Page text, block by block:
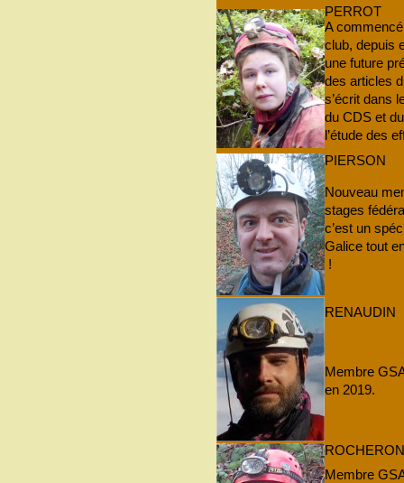
PERROT
A
club, depuis
une future
des articles
s’écrit dans
du CDS et
l’étude des
PIERSON
Nouveau
stages
c’est un
Galice tout
!
RENAUDIN
Membre
en 2019.
ROCHERON
Membre